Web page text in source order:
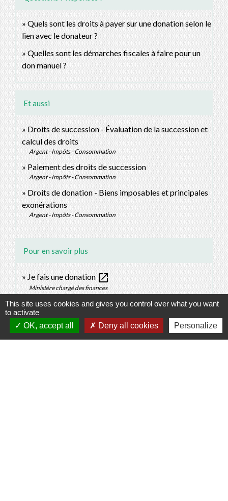
Quels sont les droits à payer sur une donation selon le
lien avec le donateur ?
Quelles sont les démarches fiscales à faire pour un
don manuel ?
Et aussi
Droits de succession - Évaluation de la succession et
calcul des droits
Argent - Impôts - Consommation
Paiement des droits de succession
Argent - Impôts - Consommation
Droits de donation - Biens imposables et principales
exonérations
Argent - Impôts - Consommation
Pour en savoir plus
Je fais une donation open_in_new
Ministère chargé des finances
Déclarer une successionopen_in_new
Ministère chargé des finances
This site uses cookies and gives you control over what you want
to activate
OK, accept all
Deny all cookies Personalize